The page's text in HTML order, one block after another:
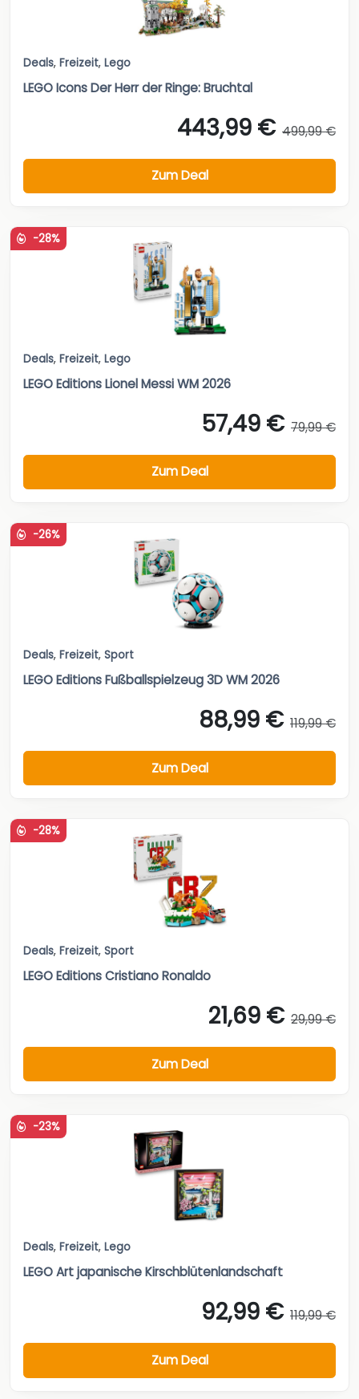
Deals, Freizeit, Lego
LEGO Icons Der Herr der Ringe: Bruchtal
443,99 € 499,99 €
Zum Deal
-28%
Deals, Freizeit, Lego
LEGO Editions Lionel Messi WM 2026
57,49 € 79,99 €
Zum Deal
-26%
Deals, Freizeit, Sport
LEGO Editions Fußballspielzeug 3D WM 2026
88,99 € 119,99 €
Zum Deal
-28%
Deals, Freizeit, Sport
LEGO Editions Cristiano Ronaldo
21,69 € 29,99 €
Zum Deal
-23%
Deals, Freizeit, Lego
LEGO Art japanische Kirschblütenlandschaft
92,99 € 119,99 €
Zum Deal